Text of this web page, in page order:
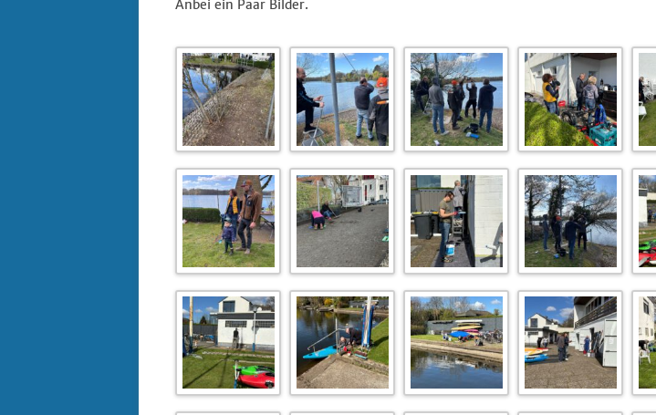
Anbei ein Paar Bilder.